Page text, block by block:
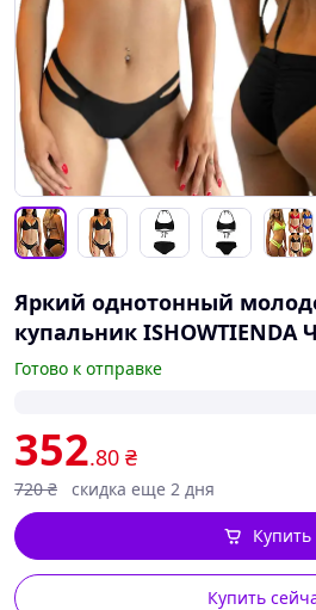
Яркий однотонный
купальник ISHOWTIENDA
Готово к отправке
352.80 ₴
720 ₴ скидка еще 2 дня
Купить
Купить